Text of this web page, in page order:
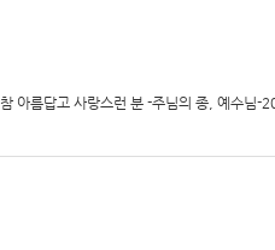
참 아름답고 사랑스런 분 -주님의 종, 예수님-